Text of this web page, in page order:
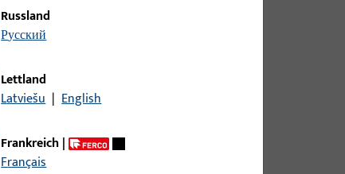
Russland
русский
Lettland
Latviešu | English
Frankreich|
Français